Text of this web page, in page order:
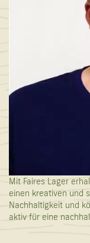
Mit Faires Lager
einen kreativen und
Nachhaltigkeit und
aktiv für eine